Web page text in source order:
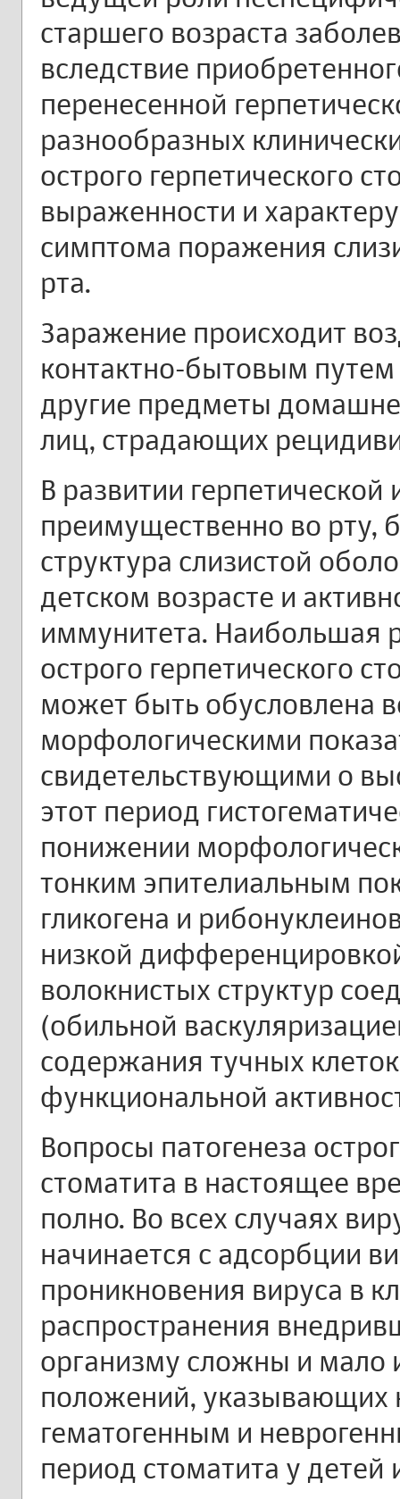
старшего возраста
вследствие
перенесенной
разнообразных
острого герпетического
выраженности и
симптома поражения
рта.
Заражение происходит
контактно-бытовым
другие предметы
лиц, страдающих
В развитии
преимущественно во рту,
структура слизистой
детском возрасте и
иммунитета. Наибольшая
острого герпетического
может быть обусловлена
морфологическими
свидетельствующими о
этот период
понижении
тонким эпителиальным
гликогена и
низкой
волокнистых структур
(обильной
содержания тучных
функциональной
Вопросы патогенеза
стоматита в настоящее
полно. Во всех случаях
начинается с адсорбции
проникновения вируса в
распространения
организму сложны и мало
положений, указывающих
гематогенным и
период стоматита у